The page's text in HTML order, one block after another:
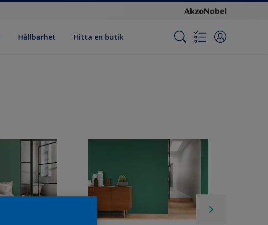
Hållbarhet Hitta en butik